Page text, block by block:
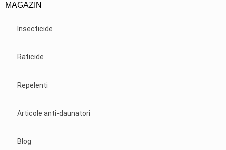
MAGAZIN
Insecticide
Raticide
Repelenti
Articole anti-daunatori
Blog